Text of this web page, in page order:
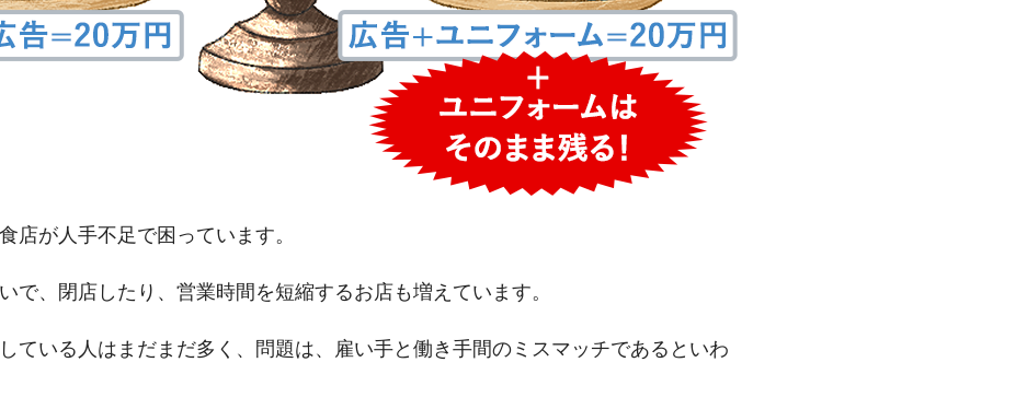
店が人手不足で困っています。
で、閉店したり、営業時間を短縮するお店も増えています。
ている人はまだまだ多く、問題は、雇い手と働き手間のミスマッチであるといわ